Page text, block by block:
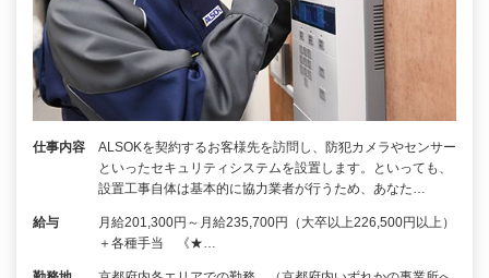
仕事内容
ALSOKを契約するお客様先を訪問し、防犯カメラやセンサー
といったセキュリティシステムを設置します。といっても、
設置工事自体は基本的に協力業者が行うため、あなた…
給与
月給201,300円～月給235,700円（大卒以上226,500円以上）
＋各種手当 《★…